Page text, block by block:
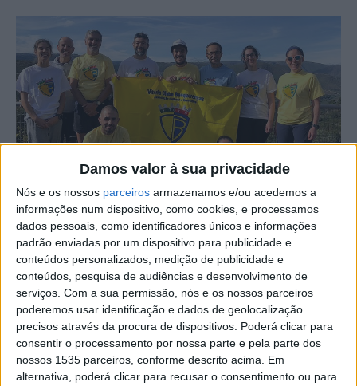
Damos valor à sua privacidade
Nós e os nossos parceiros armazenamos e/ou acedemos a
informações num dispositivo, como cookies, e processamos
dados pessoais, como identificadores únicos e informações
padrão enviadas por um dispositivo para publicidade e
conteúdos personalizados, medição de publicidade e
conteúdos, pesquisa de audiências e desenvolvimento de
serviços. Com a sua permissão, nós e os nossos parceiros
poderemos usar identificação e dados de geolocalização
precisos através da procura de dispositivos. Poderá clicar para
consentir o processamento por nossa parte e pela parte dos
nossos 1535 parceiros, conforme descrito acima. Em
alternativa, poderá clicar para recusar o consentimento ou para
O Vitória Clube Benquerenças, no concelho e Castelo
Branco, conquistou 4 pódios no Grande Prémio das
Castanhas, no Sarzedo, em diversas categorias.
Em nota, o clube faz saber que, em Benjamins, Xavier
Santos brilhou ao alcançar o 2º lugar.